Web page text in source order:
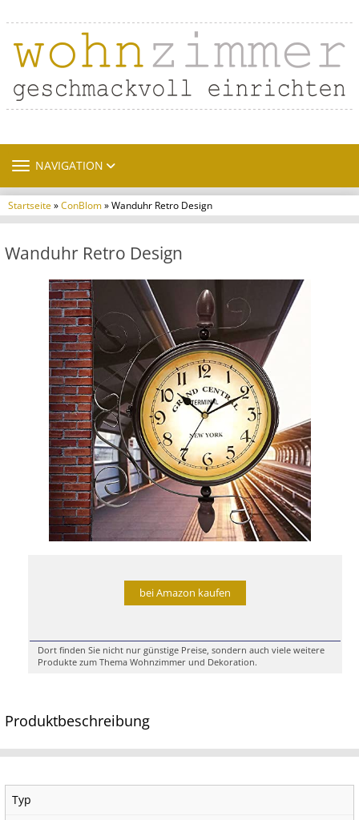
TOGGLE NAVIGATION
NAVIGATION
Startseite»ConBlom» Wanduhr Retro Design
Wanduhr Retro Design
bei Amazon kaufen
Dort finden Sie nicht nur günstige Preise, sondern auch viele weitere
Produkte zum Thema Wohnzimmer und Dekoration.
Produktbeschreibung
Typ